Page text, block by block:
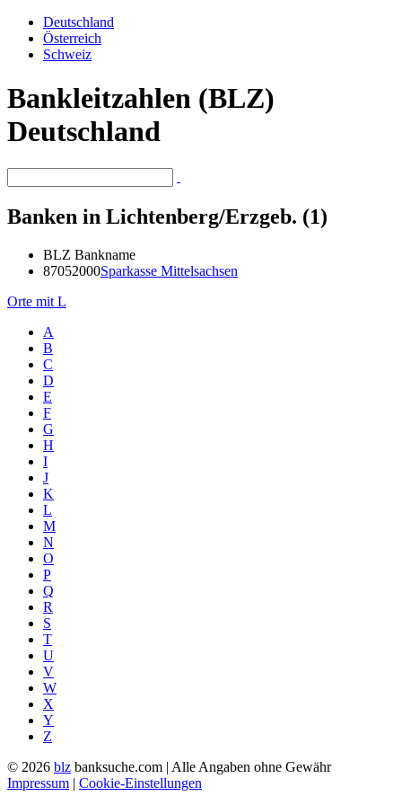
Deutschland
Österreich
Schweiz
Bankleitzahlen (BLZ)
Deutschland
Banken in Lichtenberg/Erzgeb. (1)
BLZ Bankname
87052000Sparkasse Mittelsachsen
Orte mit L
A
B
C
D
E
F
G
H
I
J
K
L
M
N
O
P
Q
R
S
T
U
V
W
X
Y
Z
© 2026 blz banksuche.com | Alle Angaben ohne Gewähr
Impressum | Cookie-Einstellungen